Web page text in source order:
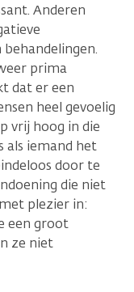
Anderen
prima
dat er een
heel gevoelig
vrij hoog in die
als iemand het
door te
die niet
plezier in:
een groot
ze niet